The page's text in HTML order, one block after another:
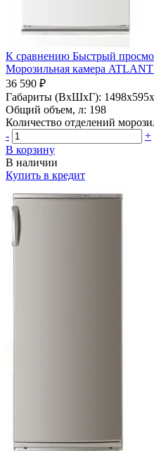
К сравнению Быстрый
Морозильная камера
36 590 ₽
Габариты (ВхШхГ):
Общий объем, л: 198
Количество отделений
-
+
В корзину
В наличии
Купить в кредит